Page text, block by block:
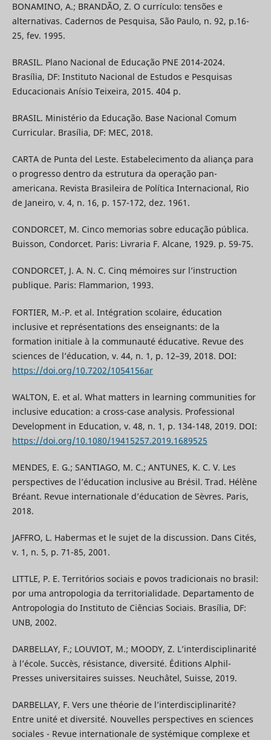
BONAMINO, A.; BRANDÃO, Z. O currículo: tensões e
alternativas. Cadernos de Pesquisa, São Paulo, n. 92, p.16-
25, fev. 1995.
BRASIL. Plano Nacional de Educação PNE 2014-2024.
Brasília, DF: Instituto Nacional de Estudos e Pesquisas
Educacionais Anísio Teixeira, 2015. 404 p.
BRASIL. Ministério da Educação. Base Nacional Comum
Curricular. Brasília, DF: MEC, 2018.
CARTA de Punta del Leste. Estabelecimento da aliança para
o progresso dentro da estrutura da operação pan-
americana. Revista Brasileira de Política Internacional, Rio
de Janeiro, v. 4, n. 16, p. 157-172, dez. 1961.
CONDORCET, M. Cinco memorias sobre educação pública.
Buisson, Condorcet. Paris: Livraria F. Alcane, 1929. p. 59-75.
CONDORCET, J. A. N. C. Cinq mémoires sur l’instruction
publique. Paris: Flammarion, 1993.
FORTIER, M.-P. et al. Intégration scolaire, éducation
inclusive et représentations des enseignants: de la
formation initiale à la communauté éducative. Revue des
sciences de l’éducation, v. 44, n. 1, p. 12–39, 2018. DOI:
https://doi.org/10.7202/1054156ar
WALTON, E. et al. What matters in learning communities for
inclusive education: a cross-case analysis. Professional
Development in Education, v. 48, n. 1, p. 134-148, 2019. DOI:
https://doi.org/10.1080/19415257.2019.1689525
MENDES, E. G.; SANTIAGO, M. C.; ANTUNES, K. C. V. Les
perspectives de l’éducation inclusive au Brésil. Trad. Hélène
Bréant. Revue internationale d’éducation de Sèvres. Paris,
2018.
JAFFRO, L. Habermas et le sujet de la discussion. Dans Cités,
v. 1, n. 5, p. 71-85, 2001.
LITTLE, P. E. Territórios sociais e povos tradicionais no brasil:
por uma antropologia da territorialidade. Departamento de
Antropologia do Instituto de Ciências Sociais. Brasília, DF:
UNB, 2002.
DARBELLAY, F.; LOUVIOT, M.; MOODY, Z. L’interdisciplinarité
à l’école. Succès, résistance, diversité. Éditions Alphil-
Presses universitaires suisses. Neuchâtel, Suisse, 2019.
DARBELLAY, F. Vers une théorie de l’interdisciplinarité?
Entre unité et diversité. Nouvelles perspectives en sciences
sociales - Revue internationale de systémique complexe et